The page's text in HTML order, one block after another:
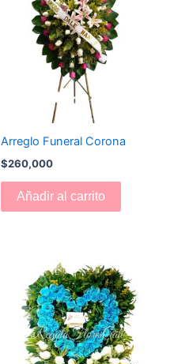
Arreglo Funeral Corona
$260,000
Añadir al carrito